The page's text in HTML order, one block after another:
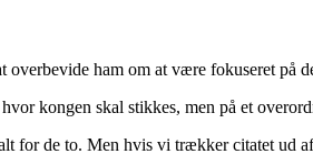
ham om at være fokuseret på
kongen skal stikkes, men på et
for de to. Men hvis vi trækker citatet ud